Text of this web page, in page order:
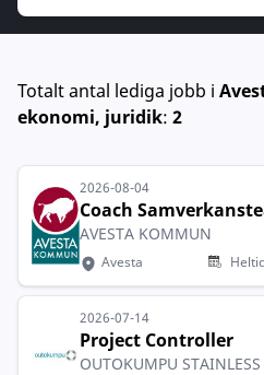
Totalt antal lediga jobb i
ekonomi, juridik: 2
2026-08-04
Coach
AVESTA KOMMUN
Avesta
2026-07-14
Project Controller
OUTOKUMPU